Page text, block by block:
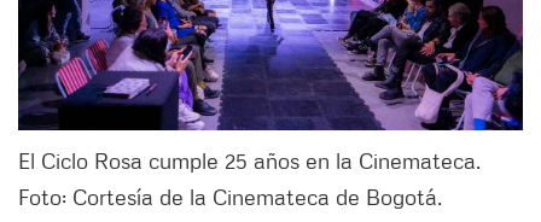
El Ciclo Rosa cumple 25 años en la Cinemateca.
Foto: Cortesía de la Cinemateca de Bogotá.